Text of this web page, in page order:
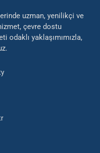
uzman, yenilikçi ve
çevre dostu
odaklı yaklaşımımızla,